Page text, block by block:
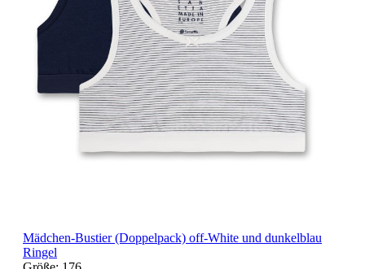
Mädchen-Bustier (Doppelpack) off-White und dunkelblau
Ringel